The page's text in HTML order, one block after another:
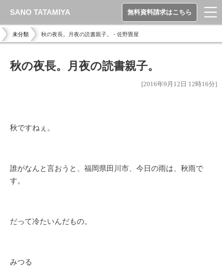
未分類 秋の夜長。月夜の読書親子。 - 佐野畳屋
秋の夜長。月夜の読書親子。
[2016年9月12日 12時16分]
秋ですねぇ。
誰がなんと言おうと、福岡県田川市、今日の雨は、秋雨で
す。
だって冷たいんだもの。
みつる
SANO TATAMIYA 無料資料請求はこちら